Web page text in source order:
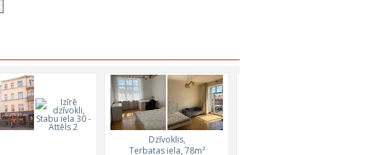
Dzīvoklis,
Terbatas iela, 78m²